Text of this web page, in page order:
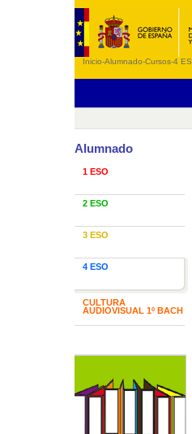
Inicio-Alumnado-Cursos-4
Alumnado
1 ESO
2 ESO
3 ESO
4 ESO
CULTURA
AUDIOVISUAL 1º BACH